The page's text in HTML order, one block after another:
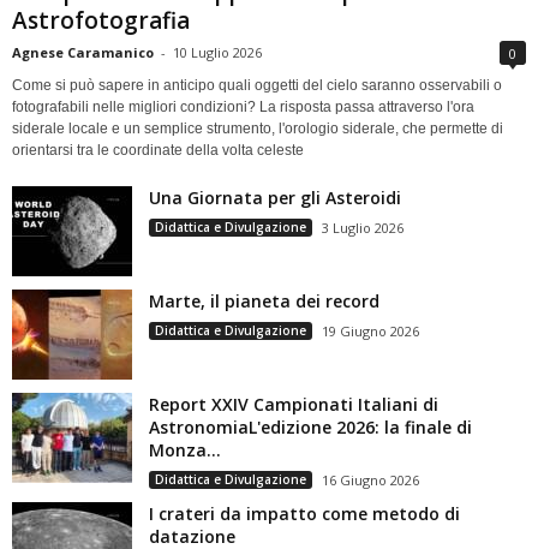
Astrofotografia
Agnese Caramanico - 10 Luglio 2026 0
Come si può sapere in anticipo quali oggetti del cielo saranno osservabili o
fotografabili nelle migliori condizioni? La risposta passa attraverso l'ora
siderale locale e un semplice strumento, l'orologio siderale, che permette di
orientarsi tra le coordinate della volta celeste
Una Giornata per gli Asteroidi
Didattica e Divulgazione 3 Luglio 2026
Marte, il pianeta dei record
Didattica e Divulgazione 19 Giugno 2026
Report XXIV Campionati Italiani di
AstronomiaL'edizione 2026: la finale di
Monza...
Didattica e Divulgazione 16 Giugno 2026
I crateri da impatto come metodo di
datazione